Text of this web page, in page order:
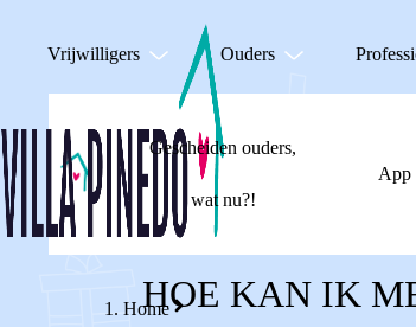
Vrijwilligers Ouders
Gescheiden ouders,
wat nu?!
App
Home
HOE KAN IK